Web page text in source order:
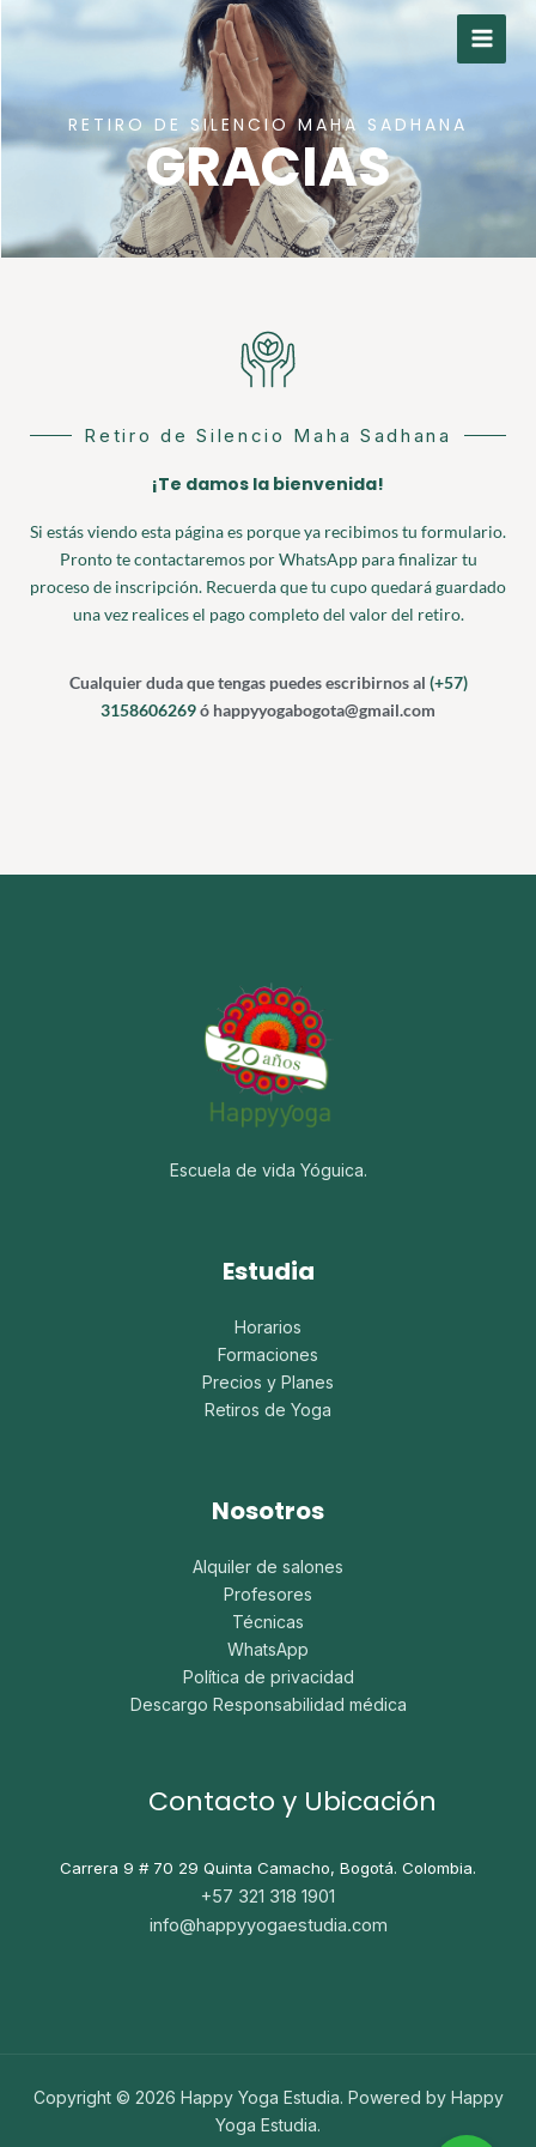
RETIRO DE SILENCIO MAHA SADHANA
GRACIAS
Retiro de Silencio Maha Sadhana
¡Te damos la bienvenida!
Si estás viendo esta página es porque ya recibimos tu formulario.
Pronto te contactaremos por WhatsApp para finalizar tu
proceso de inscripción. Recuerda que tu cupo quedará guardado
una vez realices el pago completo del valor del retiro.
Cualquier duda que tengas puedes escribirnos al (+57)
3158606269ó happyyogabogota@gmail.com
Escuela de vida Yóguica.
Estudia
Horarios
Formaciones
Precios y Planes
Retiros de Yoga
Nosotros
Alquiler de salones
Profesores
Técnicas
WhatsApp
Política de privacidad
Descargo Responsabilidad médica
Contacto y Ubicación
Carrera 9 # 70 29 Quinta Camacho, Bogotá. Colombia.
+57 321 318 1901
info@happyyogaestudia.com
Copyright © 2026 Happy Yoga Estudia. Powered by Happy
Yoga Estudia.